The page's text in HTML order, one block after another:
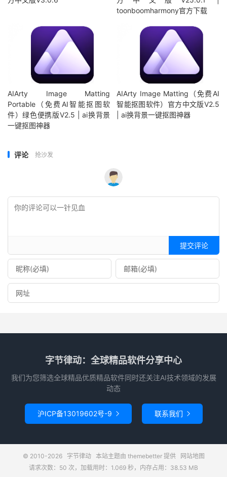
toonboomharmony官方下载
AIArty Image Matting
Portable（免费AI智能抠图软
件）绿色便携版V2.5 | ai换背景
一键抠图神器
AIArty Image Matting（免费AI
智能抠图软件）官方中文版V2.5
| ai换背景一键抠图神器
评论 抢沙发
提交评论
字节律动：全球精品软件分享中心
我们为您筛选全球精品优质精品软件同时还关注AI技术领域的发展
动态
沪ICP备13019602号-9  联系我们 
© 2010-2026 字节律动本站主题由 themebetter提供
网站地图
请求次数：50 次，加载用时：1.069 秒，内存占用：38.53 MB